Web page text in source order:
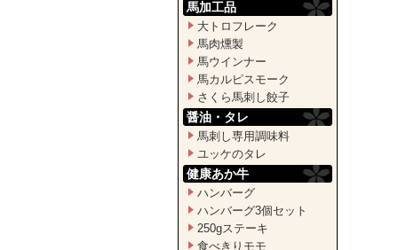
馬加工品
大トロフレーク
馬肉燻製
馬ウインナー
馬カルピスモーク
さくら馬刺し餃子
醤油・タレ
馬刺し専用調味料
ユッケのタレ
健康あか牛
ハンバーグ
ハンバーグ3個セット
250gステーキ
食べきりモモ